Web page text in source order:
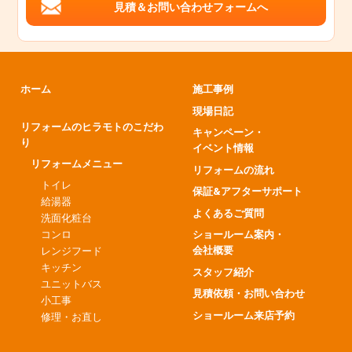
見積＆お問い合わせフォームへ
ホーム
リフォームのヒラモトのこだわ
り
リフォームメニュー
トイレ
給湯器
洗面化粧台
コンロ
レンジフード
キッチン
ユニットバス
小工事
修理・お直し
施工事例
現場日記
キャンペーン・
イベント情報
リフォームの流れ
保証&アフターサポート
よくあるご質問
ショールーム案内・
会社概要
スタッフ紹介
見積依頼・お問い合わせ
ショールーム来店予約